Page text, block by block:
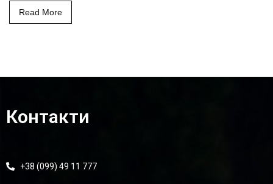
Read More
Контакти
+38 (099) 49 11 777